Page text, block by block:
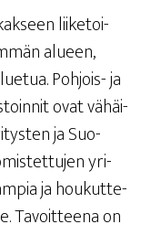
lii­ke­toi­
alu­een,
Poh­jois- ja
ovat vähäi­
ja Suo­
yri­
ja hou­kut­te­
Tavoit­tee­na on